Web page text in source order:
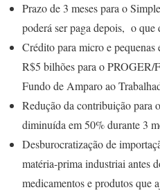
Prazo de 3 meses para o
poderá ser paga depois, o que
Crédito para micro e pequenas
R$5 bilhões para o PROGER/
Fundo de Amparo ao
Redução da contribuição para
diminuída em 50% durante 3
Desburocratização de
matéria-prima industriai antes
medicamentos e produtos que